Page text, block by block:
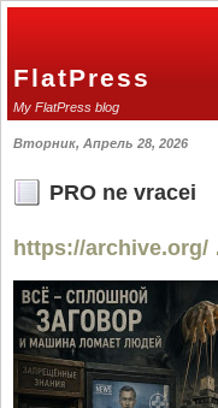
FlatPress
My FlatPress blog
Вторник, Апрель 28, 2026
PRO ne vracei
https://archive.org/